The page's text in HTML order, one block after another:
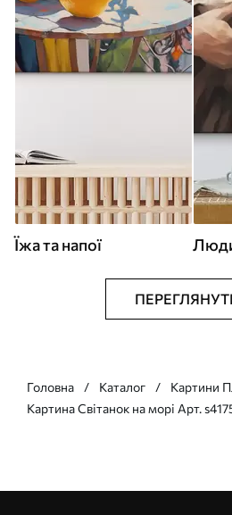
Їжа та напої
Головна Каталог
Картини
Картина Світанок на морі Арт.